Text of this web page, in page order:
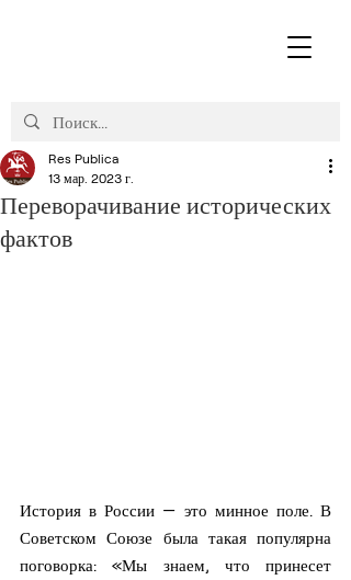
Переворачивание исторических
фактов
Res Publica
13 мар. 2023 г.
История в России — это минное поле. В
Советском Союзе была такая популярна
поговорка: «Мы знаем, что принесет